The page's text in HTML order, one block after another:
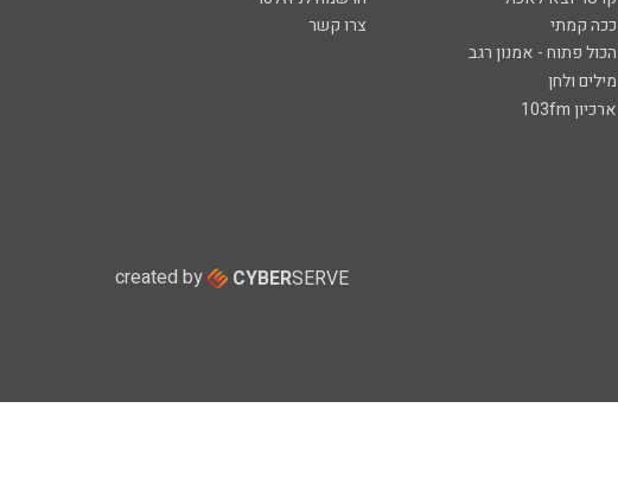
ככה קמתי
צרו קשר
הכול פתוח - אמנון רגב
מילים ולחן
ארכיון 103fm
created by CYBERSERVE